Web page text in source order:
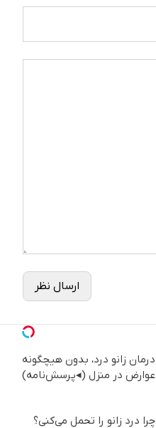
ارسال نظر
درمان زانو درد، بدون هیچگونه
عوارض در منزل (◂پرسش‌نامه)
چرا درد زانو را تحمل می‌کنی؟